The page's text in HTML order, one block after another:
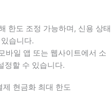
한도 조정 가능하며, 신용 상태
습니다.
바일 앱 또는 웹사이트에서 소
정할 수 있습니다.
현금화 최대 한도